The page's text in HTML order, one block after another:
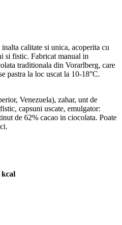
calitate si unica, acoperita cu
si fistic. Fabricat manual in
traditionala din Vorarlberg, care
pastra la loc uscat la 10-18°C.
Venezuela), zahar, unt de
capsuni uscate, emulgator:
de 62% cacao in ciocolata. Poate
kcal